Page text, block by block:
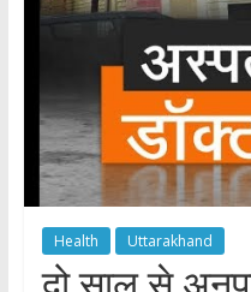
Health Uttarakhand